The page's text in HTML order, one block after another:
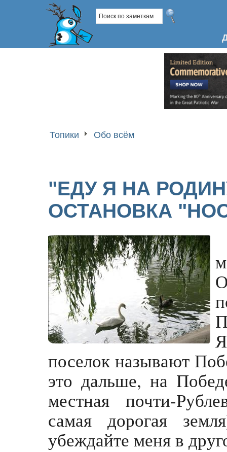
Топики Обо всём
"ЕДУ Я НА
ОСТАНОВКА
поселок называют
это дальше, на
местная почти-
самая дорогая
убеждайте меня в